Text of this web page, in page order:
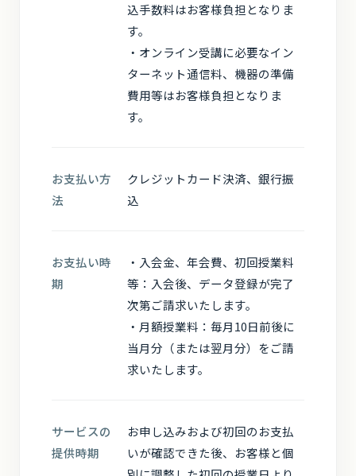
込手数料はお客様負担となりま
す。
・オンライン受講に必要なイン
ターネット通信料、機器の準備
費用等はお客様負担となりま
す。
お支払い方
法
クレジットカード決済、銀行振
込
お支払い時
期
・入会金、年会費、初回授業料
等：入会後、データ登録が完了
次第ご請求いたします。
・月額授業料：毎月10日前後に
当月分（または翌月分）をご請
求いたします。
サービスの
提供時期
お申し込みおよび初回のお支払
いが確認できた後、お客様と個